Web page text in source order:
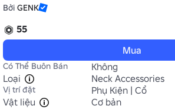
Bởi GENK
55
Mua
Có Thể Buôn Bán
Không
Loại
Neck Accessories
Vị trí đặt
Phụ Kiện | Cổ
Vật liệu
Cơ bản